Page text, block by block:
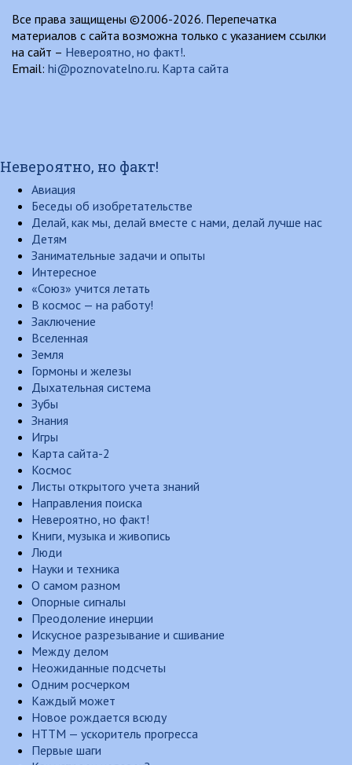
Все права защищены ©2006-2026. Перепечатка
материалов с сайта возможна только с указанием ссылки
на сайт – Невероятно, но факт!.
Email: hi@poznovatelno.ru. Карта сайта
Невероятно, но факт!
Авиация
Беседы об изобретательстве
Делай, как мы, делай вместе с нами, делай лучше нас
Детям
Занимательные задачи и опыты
Интересное
«Союз» учится летать
В космос — на работу!
Заключение
Вселенная
Земля
Гормоны и железы
Дыхательная система
Зубы
Знания
Игры
Карта сайта-2
Космос
Листы открытого учета знаний
Направления поиска
Невероятно, но факт!
Книги, музыка и живопись
Люди
Науки и техника
О самом разном
Опорные сигналы
Преодоление инерции
Искусное разрезывание и сшивание
Между делом
Неожиданные подсчеты
Одним росчерком
Каждый может
Новое рождается всюду
НТТМ — ускоритель прогресса
Первые шаги